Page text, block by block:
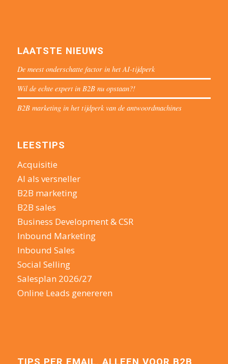
LAATSTE NIEUWS
De meest onderschatte factor in het AI-tijdperk
Wil de echte expert in B2B nu opstaan?!
B2B marketing in het tijdperk van de antwoordmachines
LEESTIPS
Acquisitie
AI als versneller
B2B marketing
B2B sales
Business Development & CSR
Inbound Marketing
Inbound Sales
Social Selling
Salesplan 2026/27
Online Leads genereren